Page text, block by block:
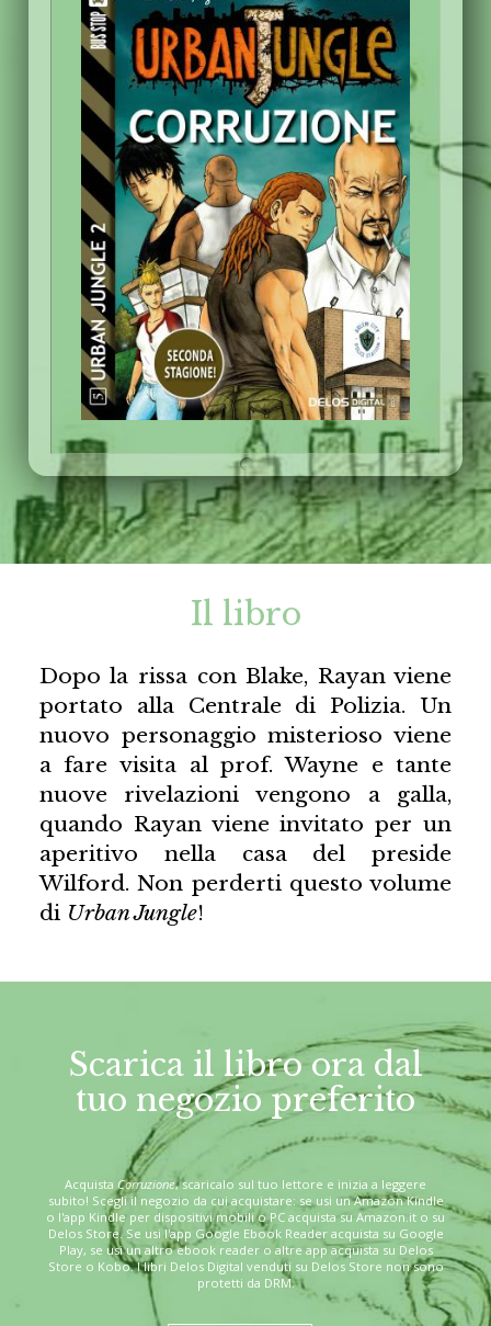
Il libro
Dopo la rissa con Blake, Rayan viene
portato alla Centrale di Polizia. Un
nuovo personaggio misterioso viene
a fare visita al prof. Wayne e tante
nuove rivelazioni vengono a galla,
quando Rayan viene invitato per un
aperitivo nella casa del preside
Wilford. Non perderti questo volume
di Urban Jungle!
Scarica il libro ora dal
tuo negozio preferito
Acquista Corruzione, scaricalo sul tuo lettore e inizia a leggere
subito! Scegli il negozio da cui acquistare: se usi un Amazon Kindle
o l'app Kindle per dispositivi mobili o PC acquista su Amazon.it o su
Delos Store. Se usi l'app Google Ebook Reader acquista su Google
Play, se usi un altro ebook reader o altre app acquista su Delos
Store o Kobo. I libri Delos Digital venduti su Delos Store non sono
protetti da DRM.